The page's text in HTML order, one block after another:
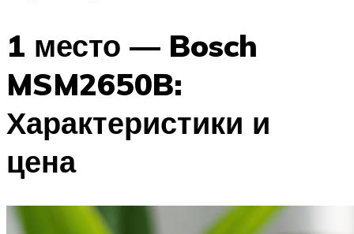
1 место — Bosch
MSM2650B:
Характеристики и
цена